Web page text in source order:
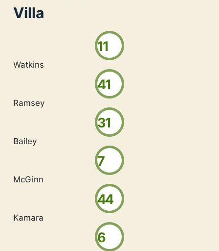
Villa
11
Watkins
41
Ramsey
31
Bailey
7
McGinn
44
Kamara
6